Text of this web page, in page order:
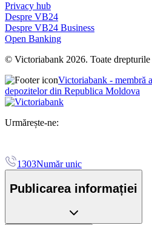
Privacy hub
Despre VB24
Despre VB24 Business
Open Banking
© Victoriabank 2026. Toate drepturile
Victoriabank - membră
depozitelor din Republica Moldova
Urmărește-ne:
1303Număr unic
Publicarea informației